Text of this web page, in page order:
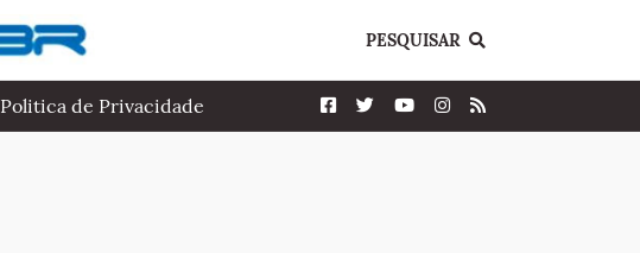
PESQUISAR
Politica de Privacidade